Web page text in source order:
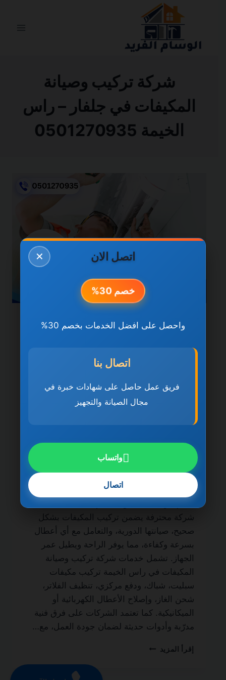
شركة تركيب وصيانة
المكيفات في جلفار – راس
الخيمة 0501270935
خدمات راس الخيمة
المكيفات في راس الخيمة
0501270935 ضمان مدى
بواسطة
شركة تركيب وصيانة المكيفات في راس الخيمة
تُعد شركة تركيب وصيانة المكيفات في راس
الخيمة 0501270935 ضمان مدى الحياة من
الخدمات الأساسية لكل منزل أو مكتب لضمان
نظام تبريد فعال طوال العام. فالاعتماد على
شركة محترفة يضمن تركيب المكيفات بشكل
صحيح، صيانتها الدورية، والتعامل مع أي أعطال
بسرعة وكفاءة، مما يوفر الراحة ويطيل عمر
الجهاز. تشمل خدمات شركة تركيب وصيانة
المكيفات في راس الخيمة تركيب مكيفات
سبليت، شباك، ودفع مركزي، تنظيف الفلاتر،
شحن الغاز، وإصلاح الأعطال الكهربائية أو
الميكانيكية. كما تعتمد الشركات على فرق فنية
مدرّبة وأدوات حديثة لضمان جودة العمل، مع…
إقرأ المزيد شركة
✕ اتصل الان
خصم 30%
واحصل على افضل الخدمات بخصم 30%
اتصال بنا
فريق عمل حاصل على شهادات خبرة في
مجال الصيانة والتجهيز
واتساب
اتصال